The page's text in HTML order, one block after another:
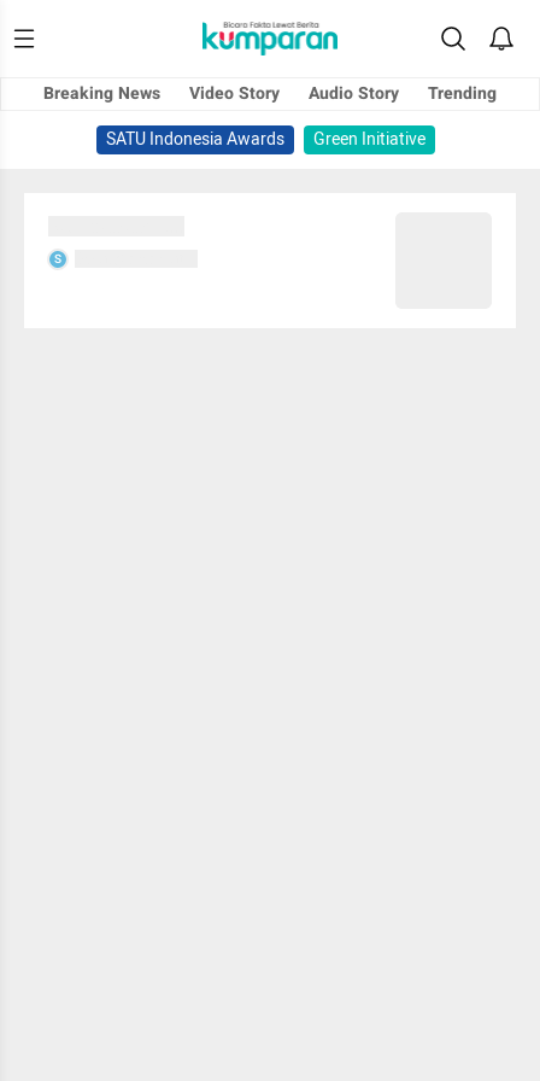
Breaking News Video Story Audio Story
Trending
SATU Indonesia Awards
Green Initiative
S